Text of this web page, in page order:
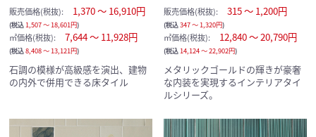
販売価格(税抜): 1,370 ～ 16,910円
(税込1,507 ～ 18,601円)
㎡価格(税抜): 7,644 ～ 11,928円
(税込8,408 ～ 13,121円)
石調の模様が高級感を演出、建物
の内外で併用できる床タイル
販売価格(税抜): 315 ～ 1,200円
(税込347 ～ 1,320円)
㎡価格(税抜): 12,840 ～ 20,790円
(税込14,124 ～ 22,902円)
メタリックゴールドの輝きが豪奢
な内装を実現するインテリアタイ
ルシリーズ。